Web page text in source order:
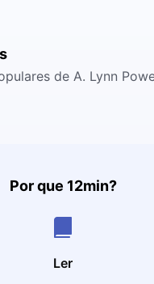
de A. Lynn
Por que 12min?
Ler